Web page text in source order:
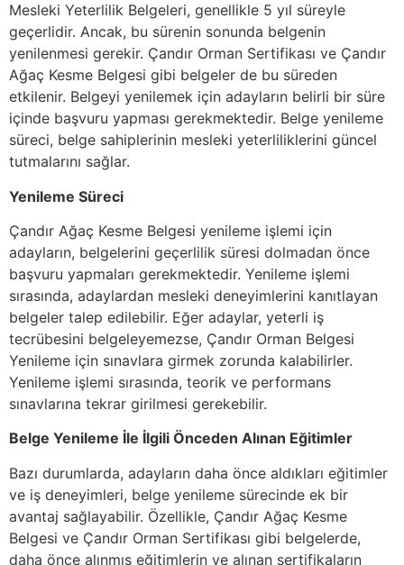
Mesleki Yeterlilik Belgeleri, genellikle 5 yıl süreyle
geçerlidir. Ancak, bu sürenin sonunda belgenin
yenilenmesi gerekir. Çandır Orman Sertifikası ve Çandır
Ağaç Kesme Belgesi gibi belgeler de bu süreden
etkilenir. Belgeyi yenilemek için adayların belirli bir süre
içinde başvuru yapması gerekmektedir. Belge yenileme
süreci, belge sahiplerinin mesleki yeterliliklerini güncel
tutmalarını sağlar.
Yenileme Süreci
Çandır Ağaç Kesme Belgesi yenileme işlemi için
adayların, belgelerini geçerlilik süresi dolmadan önce
başvuru yapmaları gerekmektedir. Yenileme işlemi
sırasında, adaylardan mesleki deneyimlerini kanıtlayan
belgeler talep edilebilir. Eğer adaylar, yeterli iş
tecrübesini belgeleyemezse, Çandır Orman Belgesi
Yenileme için sınavlara girmek zorunda kalabilirler.
Yenileme işlemi sırasında, teorik ve performans
sınavlarına tekrar girilmesi gerekebilir.
Belge Yenileme İle İlgili Önceden Alınan Eğitimler
Bazı durumlarda, adayların daha önce aldıkları eğitimler
ve iş deneyimleri, belge yenileme sürecinde ek bir
avantaj sağlayabilir. Özellikle, Çandır Ağaç Kesme
Belgesi ve Çandır Orman Sertifikası gibi belgelerde,
daha önce alınmış eğitimlerin ve alınan sertifikaların